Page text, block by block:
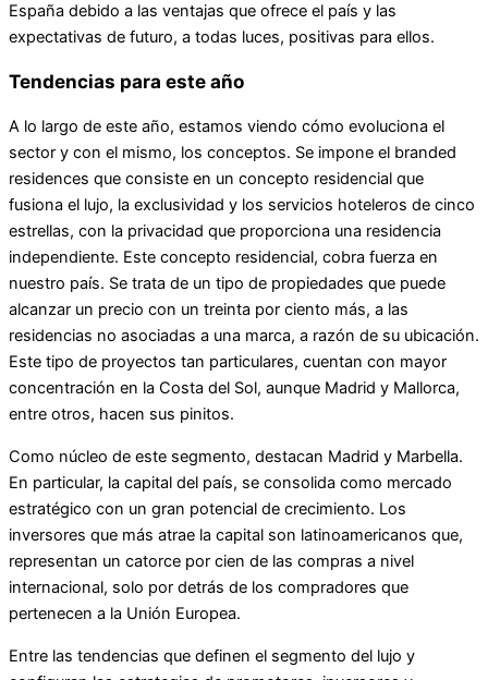
España debido a las ventajas que ofrece el país y las
expectativas de futuro, a todas luces, positivas para ellos.
Tendencias para este año
A lo largo de este año, estamos viendo cómo evoluciona el
sector y con el mismo, los conceptos. Se impone el branded
residences que consiste en un concepto residencial que
fusiona el lujo, la exclusividad y los servicios hoteleros de cinco
estrellas, con la privacidad que proporciona una residencia
independiente. Este concepto residencial, cobra fuerza en
nuestro país. Se trata de un tipo de propiedades que puede
alcanzar un precio con un treinta por ciento más, a las
residencias no asociadas a una marca, a razón de su ubicación.
Este tipo de proyectos tan particulares, cuentan con mayor
concentración en la Costa del Sol, aunque Madrid y Mallorca,
entre otros, hacen sus pinitos.
Como núcleo de este segmento, destacan Madrid y Marbella.
En particular, la capital del país, se consolida como mercado
estratégico con un gran potencial de crecimiento. Los
inversores que más atrae la capital son latinoamericanos que,
representan un catorce por cien de las compras a nivel
internacional, solo por detrás de los compradores que
pertenecen a la Unión Europea.
Entre las tendencias que definen el segmento del lujo y